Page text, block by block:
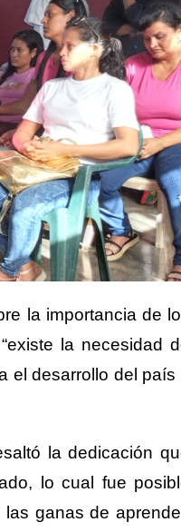
la importancia de
la necesidad
el desarrollo del país
la dedicación
lo cual fue
ganas de